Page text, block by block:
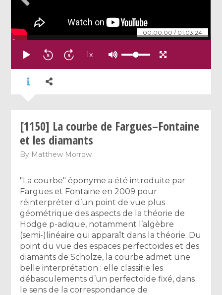
00:00:00 / 01:03:24
1x
[1150] La courbe de Fargues–Fontaine
et les diamants
By Matthew Morrow
"La courbe" éponyme a été introduite par
Fargues et Fontaine en 2009 pour
réinterpréter d’un point de vue plus
géométrique des aspects de la théorie de
Hodge p-adique, notamment l’algèbre
(semi-)linéaire qui apparaît dans la théorie. Du
point du vue des espaces perfectoïdes et des
diamants de Scholze, la courbe admet une
belle interprétation : elle classifie les
débasculements d’un perfectoïde fixé, dans
le sens de la correspondance de